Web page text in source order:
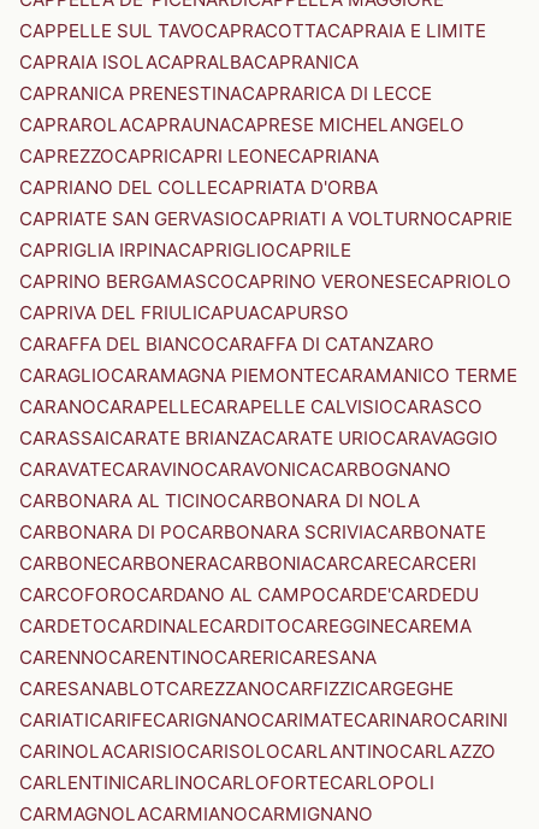
CAPPELLE SUL TAVOCAPRACOTTACAPRAIA E LIMITE
CAPRAIA ISOLACAPRALBACAPRANICA
CAPRANICA PRENESTINACAPRARICA DI LECCE
CAPRAROLACAPRAUNACAPRESE MICHELANGELO
CAPREZZOCAPRICAPRI LEONECAPRIANA
CAPRIANO DEL COLLECAPRIATA D'ORBA
CAPRIATE SAN GERVASIOCAPRIATI A VOLTURNOCAPRIE
CAPRIGLIA IRPINACAPRIGLIOCAPRILE
CAPRINO BERGAMASCOCAPRINO VERONESECAPRIOLO
CAPRIVA DEL FRIULICAPUACAPURSO
CARAFFA DEL BIANCOCARAFFA DI CATANZARO
CARAGLIOCARAMAGNA PIEMONTECARAMANICO TERME
CARANOCARAPELLECARAPELLE CALVISIOCARASCO
CARASSAICARATE BRIANZACARATE URIOCARAVAGGIO
CARAVATECARAVINOCARAVONICACARBOGNANO
CARBONARA AL TICINOCARBONARA DI NOLA
CARBONARA DI POCARBONARA SCRIVIACARBONATE
CARBONECARBONERACARBONIACARCARECARCERI
CARCOFOROCARDANO AL CAMPOCARDE'CARDEDU
CARDETOCARDINALECARDITOCAREGGINECAREMA
CARENNOCARENTINOCARERICARESANA
CARESANABLOTCAREZZANOCARFIZZICARGEGHE
CARIATICARIFECARIGNANOCARIMATECARINAROCARINI
CARINOLACARISIOCARISOLOCARLANTINOCARLAZZO
CARLENTINICARLINOCARLOFORTECARLOPOLI
CARMAGNOLACARMIANOCARMIGNANO